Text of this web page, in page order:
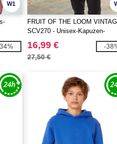
W1
FRUIT OF THE LOOM
SCV270 - Unisex-Kapuzen-
Sweatshirt mit FRUIT OF THE
LOOM VINTAGE-Logo
16,99 €
27,50 €
-